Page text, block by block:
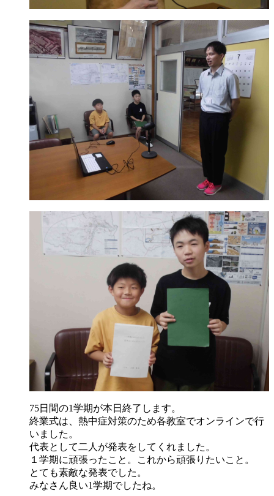
75日間の1学期が本日終了します。
終業式は、熱中症対策のため各教室でオンラインで行
いました。
代表として二人が発表をしてくれました。
１学期に頑張ったこと。これから頑張りたいこと。
とても素敵な発表でした。
みなさん良い1学期でしたね。